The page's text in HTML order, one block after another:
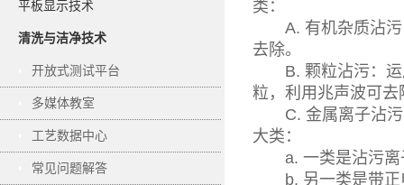
平板显示技术
清洗与洁净技术
开放式测试平台
多媒体教室
工艺数据中心
常见问题解答
类：
A. 有机杂质沾污
去除。
B. 颗粒沾污：运
粒，利用兆声波可
C. 金属离子沾污
大类：
a. 一类是沾污离
b. 另一类是带正